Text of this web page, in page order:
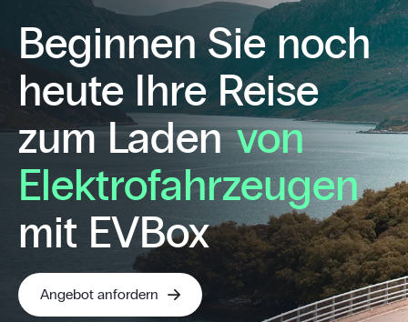
Beginnen Sie noch
heute Ihre Reise
zum Ladenvon
Elektrofahrzeugen
mit EVBox
Angebot anfordern